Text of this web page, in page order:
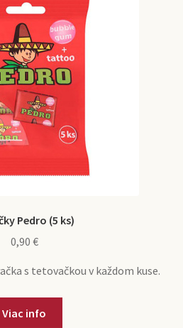
Pedro (5 ks)
0,90 €
s tetovačkou v každom kuse.
Viac info